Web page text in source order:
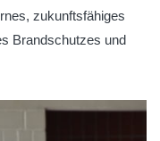
zukunftsfähiges
Brandschutzes und